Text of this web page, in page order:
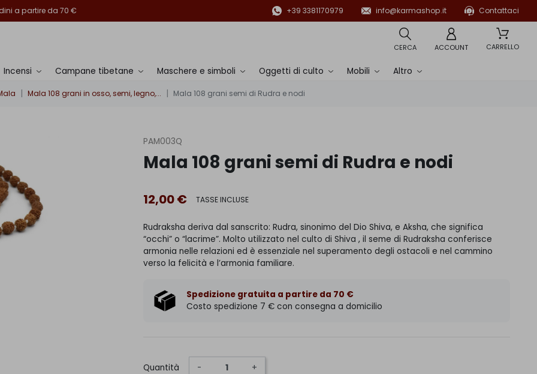
a partire da 70 € +39 3381170979 info@karmashop.it Contattaci
CERCA ACCOUNT CARRELLO
Incensi Campane tibetane Maschere e simboli Oggetti di culto Mobili Altro
Mala 108 grani in osso, semi, legno,... Mala 108 grani semi di Rudra e nodi
PAM003Q
Mala 108 grani semi di Rudra e nodi
12,00 € TASSE INCLUSE
Rudraksha deriva dal sanscrito: Rudra, sinonimo del Dio Shiva, e Aksha, che significa
“occhi” o “lacrime”. Molto utilizzato nel culto di Shiva , il seme di Rudraksha conferisce
armonia nelle relazioni ed è essenziale nel superamento degli ostacoli e nel cammino
verso la felicità e l’armonia familiare.
Spedizione gratuita a partire da 70 €
Costo spedizione 7 € con consegna a domicilio
Quantità - +